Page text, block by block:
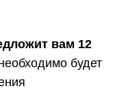
вам 12
будет